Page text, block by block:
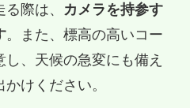
際は、
カメラを持参す
。また、標高の高いコー
、天候の急変にも備え
けください。